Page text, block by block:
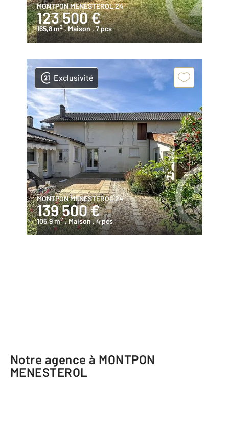
MONTPON MENESTEROL 24
123 500 €
165,8 m2 , Maison, 7 pcs
Exclusivité
MONTPON MENESTEROL 24
139 500 €
105,9 m2 , Maison, 4 pcs
Notre agence à MONTPON
MENESTEROL